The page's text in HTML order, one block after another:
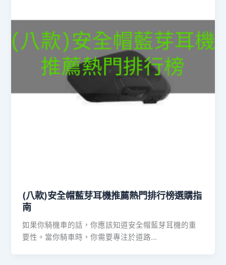
(八款)安全帽藍芽耳機推薦熱門排行榜選購指
南
如果你騎機車的話，你應該知道安全帽藍芽耳機的重
要性。當你騎車時，你需要專注於道路…